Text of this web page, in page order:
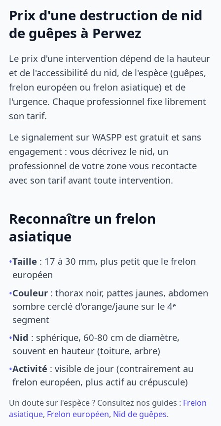
Prix d'une destruction de nid
de guêpes à Perwez
Le prix d'une intervention dépend de la hauteur
et de l'accessibilité du nid, de l'espèce (guêpes,
frelon européen ou frelon asiatique) et de
l'urgence. Chaque professionnel fixe librement
son tarif.
Le signalement sur WASPP est gratuit et sans
engagement : vous décrivez le nid, un
professionnel de votre zone vous recontacte
avec son tarif avant toute intervention.
Reconnaître un frelon
asiatique
•Taille : 17 à 30 mm, plus petit que le frelon
européen
•Couleur : thorax noir, pattes jaunes, abdomen
sombre cerclé d'orange/jaune sur le 4ᵉ
segment
•Nid : sphérique, 60-80 cm de diamètre,
souvent en hauteur (toiture, arbre)
•Activité : visible de jour (contrairement au
frelon européen, plus actif au crépuscule)
Un doute sur l'espèce ? Consultez nos guides : Frelon
asiatique, Frelon européen, Nid de guêpes.